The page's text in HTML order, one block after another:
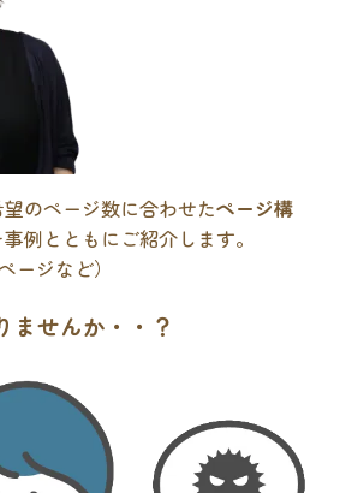
のページ数に合わせたページ構
事例とともにご紹介します。
ージなど）
ませんか・・？